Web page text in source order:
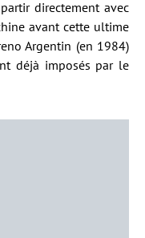
directement avec
avant cette ultime
Argentin (en 1984)
déjà imposés par le